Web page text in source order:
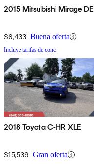
2015 Mitsubishi Mirage DE
$6,433 Buena oferta
Incluye tarifas de conc.
2018 Toyota C-HR XLE
$15,539 Gran oferta